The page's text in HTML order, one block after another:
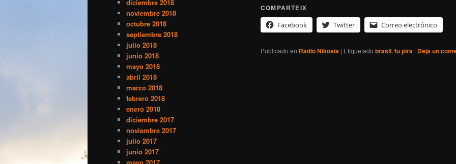
COMPARTEIX
Facebook
Twitter Correo electrónico
Publicado en Radio Nikosia | Etiquetado brasil, tu pira | Deja un
diciembre 2018
noviembre 2018
octubre 2018
septiembre 2018
julio 2018
junio 2018
mayo 2018
abril 2018
marzo 2018
febrero 2018
enero 2018
diciembre 2017
noviembre 2017
julio 2017
junio 2017